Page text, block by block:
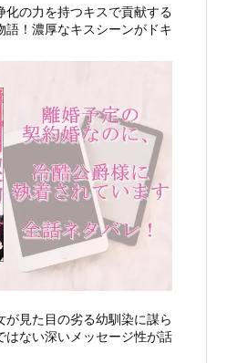
の力を持つキスで貢献する
語！濃厚なキスシーンがドキ
見た目の劣る幼馴染に謀ら
はない深いメッセージ性が話